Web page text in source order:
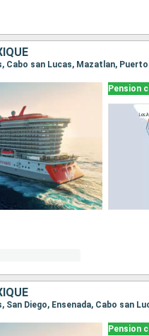
Cabo san Lucas, Mazatlan,
Pension
San Diego, Ensenada, Cabo san
Pension